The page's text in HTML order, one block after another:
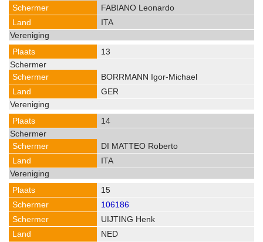
FABIANO Leonardo
ITA
13
BORRMANN Igor-Michael
GER
14
DI MATTEO Roberto
ITA
15
106186
UIJTING Henk
NED